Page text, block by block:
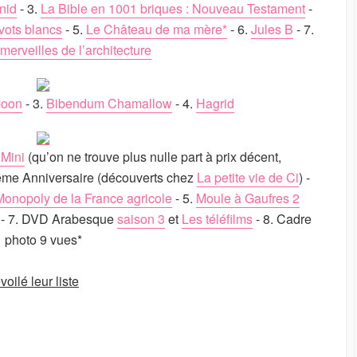
- 3. La Bible en 1001 briques : Nouveau Testament-
blancs- 5. Le Château de ma mère*- 6. Jules B - 7.
de l’architecture
- 3. Bibendum Chamallow- 4. Hagrid
(qu’on ne trouve plus nulle part à prix décent,
Anniversaire (découverts chez La petite vie de Ci) -
de la France agricole- 5. Moule à Gaufres 2
7. DVD Arabesquesaison 3 et Les téléfilms- 8. Cadre
photo 9 vues*
leur liste